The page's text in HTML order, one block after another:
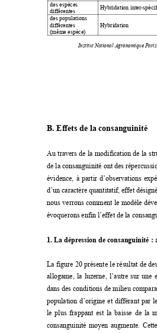
des espèces
différentes
Hybridation inter-
des populations
différentes
(même espèce)
Hybridation
Institut National Agronomique
B. Effets de la consanguinité
Au travers de la modification de la
de la consanguinité ont des
évidence, à partir d’observations
d’un caractère quantitatif, effet
nous verrons comment le modèle
évoquerons enfin l’effet de la
1. La dépression de consanguinité :
La figure 20 présente le résultat de
allogame, la luzerne, l’autre sur une
dans des conditions de milieu
population d’origine et différant par
le plus frappant est la baisse de la
consanguinité moyen augmente.